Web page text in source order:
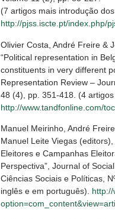
(7 artigos mais introdução
http://pjss.iscte.pt/index.php/
Olivier Costa, André Freire &
“Political representation in
constituents in very different
Representation Review –
48 (4), pp. 351-418. (4
http://www.tandfonline.com/
Manuel Meirinho, André
Manuel Leite Viegas
Eleitores e Campanhas
Perspectiva”, Journal of
Ciências Sociais e Políticas,
inglês e em português).